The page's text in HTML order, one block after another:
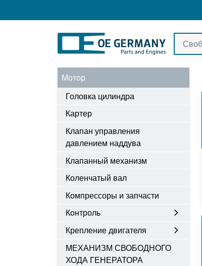
Мотор
Головка цилиндра
Картер
Клапан управления
давлением наддува
Клапанный механизм
Коленчатый вал
Компрессоры и запчасти
Контроль
Крепление двигателя
МЕХАНИЗМ СВОБОДНОГО
ХОДА ГЕНЕРАТОРА